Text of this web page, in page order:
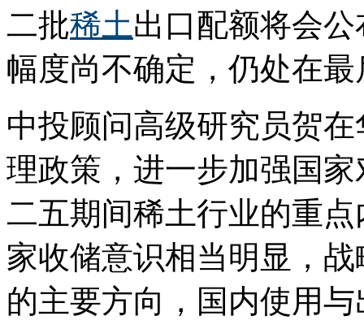
二批稀土出口配额将会
幅度尚不确定，仍处在
中投顾问高级研究员贺
理政策，进一步加强国
二五期间稀土行业的重
家收储意识相当明显，
的主要方向，国内使用